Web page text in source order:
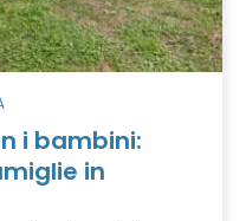
i bambini:
in